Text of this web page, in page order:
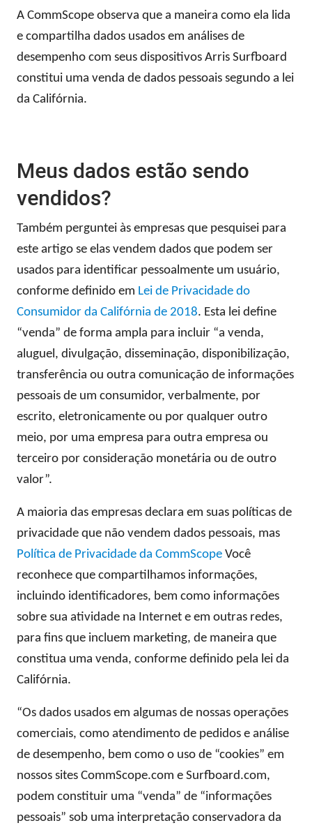
A CommScope observa que a maneira como ela lida
e compartilha dados usados ​​em análises de
desempenho com seus dispositivos Arris Surfboard
constitui uma venda de dados pessoais segundo a lei
da Califórnia.
Meus dados estão sendo
vendidos?
Também perguntei às empresas que pesquisei para
este artigo se elas vendem dados que podem ser
usados ​​para identificar pessoalmente um usuário,
conforme definido em Lei de Privacidade do
Consumidor da Califórnia de 2018. Esta lei define
“venda” de forma ampla para incluir “a venda,
aluguel, divulgação, disseminação, disponibilização,
transferência ou outra comunicação de informações
pessoais de um consumidor, verbalmente, por
escrito, eletronicamente ou por qualquer outro
meio, por uma empresa para outra empresa ou
terceiro por consideração monetária ou de outro
valor”.
A maioria das empresas declara em suas políticas de
privacidade que não vendem dados pessoais, mas
Política de Privacidade da CommScope Você
reconhece que compartilhamos informações,
incluindo identificadores, bem como informações
sobre sua atividade na Internet e em outras redes,
para fins que incluem marketing, de maneira que
constitua uma venda, conforme definido pela lei da
Califórnia.
“Os dados usados ​​em algumas de nossas operações
comerciais, como atendimento de pedidos e análise
de desempenho, bem como o uso de “cookies” em
nossos sites CommScope.com e Surfboard.com,
podem constituir uma “venda” de “informações
pessoais” sob uma interpretação conservadora da